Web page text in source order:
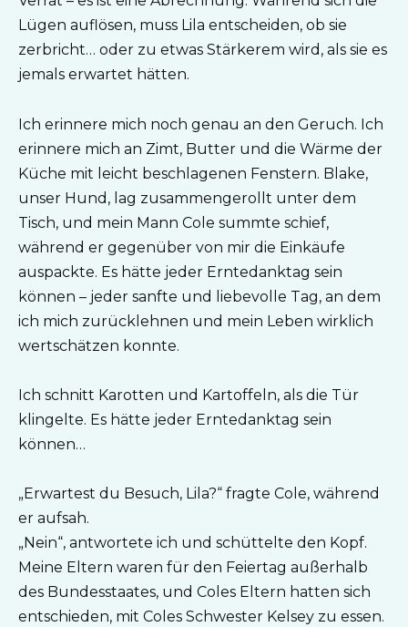
Lügen auflösen, muss Lila entscheiden, ob sie
zerbricht… oder zu etwas Stärkerem wird, als sie es
jemals erwartet hätten.
Ich erinnere mich noch genau an den Geruch. Ich
erinnere mich an Zimt, Butter und die Wärme der
Küche mit leicht beschlagenen Fenstern. Blake,
unser Hund, lag zusammengerollt unter dem
Tisch, und mein Mann Cole summte schief,
während er gegenüber von mir die Einkäufe
auspackte. Es hätte jeder Erntedanktag sein
können – jeder sanfte und liebevolle Tag, an dem
ich mich zurücklehnen und mein Leben wirklich
wertschätzen konnte.
Ich schnitt Karotten und Kartoffeln, als die Tür
klingelte. Es hätte jeder Erntedanktag sein
können…
„Erwartest du Besuch, Lila?“ fragte Cole, während
er aufsah.
„Nein“, antwortete ich und schüttelte den Kopf.
Meine Eltern waren für den Feiertag außerhalb
des Bundesstaates, und Coles Eltern hatten sich
entschieden, mit Coles Schwester Kelsey zu essen.